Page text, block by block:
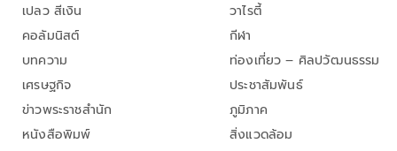
เปลว สีเงิน
คอลัมนิสต์
บทความ
เศรษฐกิจ
ข่าวพระราชสำนัก
หนังสือพิมพ์
วาไรตี้
กีฬา
ท่องเที่ยว – ศิลปวัฒนธรรม
ประชาสัมพันธ์
ภูมิภาค
สิ่งแวดล้อม